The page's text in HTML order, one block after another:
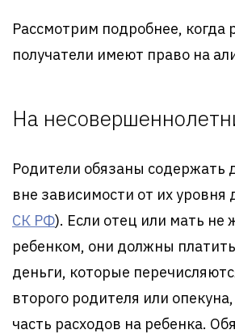
Рассмотрим подробнее, когда
получатели имеют право на
На
Родители обязаны содержать
вне зависимости от их уровня
СК РФ). Если отец или мать не
ребенком, они должны
деньги, которые
второго родителя или
часть расходов на ребенка.